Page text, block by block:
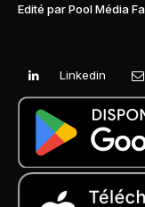
Edité par Pool Média
Linkedin